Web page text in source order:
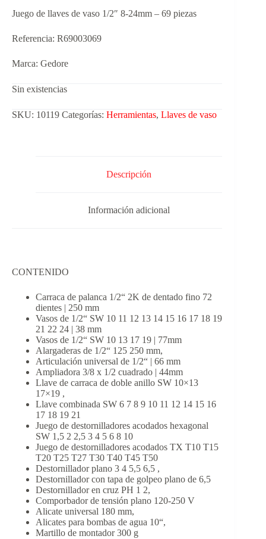
Juego de llaves de vaso 1/2″ 8-24mm – 69 piezas
Referencia: R69003069
Marca: Gedore
Sin existencias
SKU: 10119 Categorías: Herramientas, Llaves de vaso
Descripción
Información adicional
CONTENIDO
Carraca de palanca 1/2“ 2K de dentado fino 72
dientes | 250 mm
Vasos de 1/2“ SW 10 11 12 13 14 15 16 17 18 19
21 22 24 | 38 mm
Vasos de 1/2“ SW 10 13 17 19 | 77mm
Alargaderas de 1/2“ 125 250 mm,
Articulación universal de 1/2“ | 66 mm
Ampliadora 3/8 x 1/2 cuadrado | 44mm
Llave de carraca de doble anillo SW 10×13
17×19 ,
Llave combinada SW 6 7 8 9 10 11 12 14 15 16
17 18 19 21
Juego de destornilladores acodados hexagonal
SW 1,5 2 2,5 3 4 5 6 8 10
Juego de destornilladores acodados TX T10 T15
T20 T25 T27 T30 T40 T45 T50
Destornillador plano 3 4 5,5 6,5 ,
Destornillador con tapa de golpeo plano de 6,5
Destornillador en cruz PH 1 2,
Comporbador de tensión plano 120-250 V
Alicate universal 180 mm,
Alicates para bombas de agua 10“,
Martillo de montador 300 g